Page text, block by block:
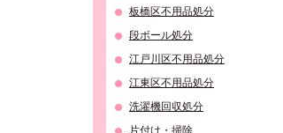
板橋区不用品処分
段ボール処分
江戸川区不用品処分
江東区不用品処分
洗濯機回収処分
片付け・掃除